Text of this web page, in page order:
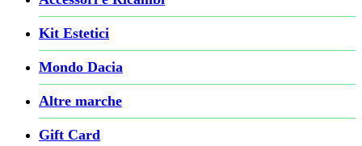
Kit Estetici
Mondo Dacia
Altre marche
Gift Card